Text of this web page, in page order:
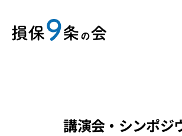
講演会・シンポジ